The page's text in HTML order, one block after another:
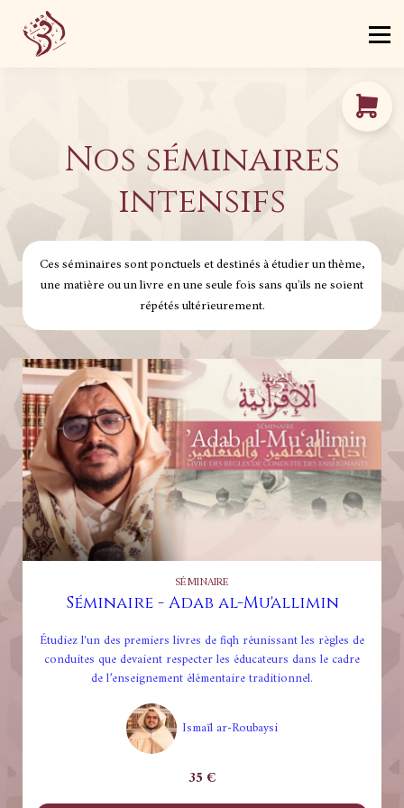
Nos séminaires
intensifs
Ces séminaires sont ponctuels et destinés à étudier un thème,
une matière ou un livre en une seule fois sans qu'ils ne soient
répétés ultérieurement.
SÉMINAIRE
Séminaire - Adab al-Mu'allimin
Étudiez l'un des premiers livres de fiqh réunissant les règles de
conduites que devaient respecter les éducateurs dans le cadre
de l’enseignement élémentaire traditionnel.
Ismaïl ar-Roubaysi
35 €